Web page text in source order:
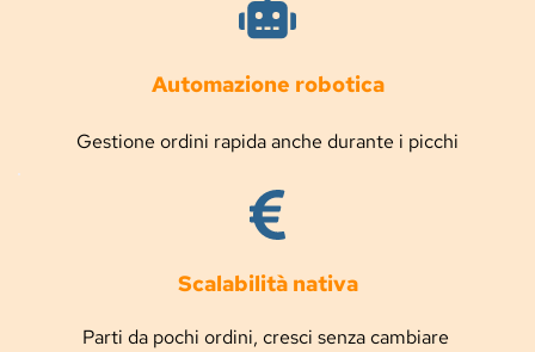
Automazione robotica
Gestione ordini rapida anche durante i picchi
Scalabilità nativa
Parti da pochi ordini, cresci senza cambiare